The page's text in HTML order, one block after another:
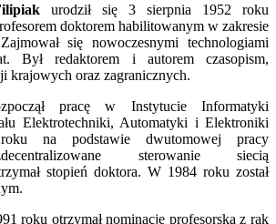
urodził się 3 sierpnia 1952 roku
doktorem habilitowanym w zakresie
się nowoczesnymi technologiami
Był redaktorem i autorem czasopism,
krajowych oraz zagranicznych.
pracę w Instytucie Informatyki
Elektrotechniki, Automatyki i Elektroniki
na podstawie dwutomowej pracy
sterowanie siecią
stopień doktora. W 1984 roku został
roku otrzymał nominację profesorską z rąk